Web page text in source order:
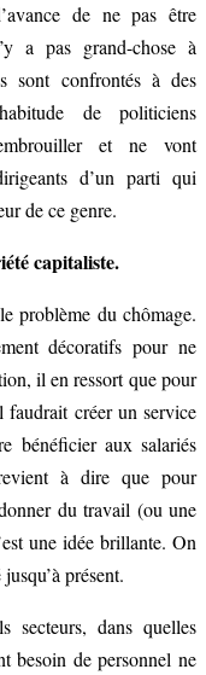
de ne pas être
a pas grand-chose à
sont confrontés à des
de politiciens
et ne vont
d’un parti qui
de ce genre.
capitaliste.
problème du chômage.
décoratifs pour ne
il en ressort que pour
faudrait créer un service
bénéficier aux salariés
à dire que pour
du travail (ou une
une idée brillante. On
présent.
secteurs, dans quelles
besoin de personnel ne